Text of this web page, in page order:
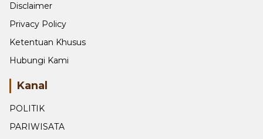
Disclaimer
Privacy Policy
Ketentuan Khusus
Hubungi Kami
Kanal
POLITIK
PARIWISATA